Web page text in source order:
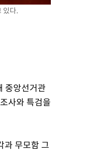
있다.
중앙선거관
사와 특검을
과 무모함 그